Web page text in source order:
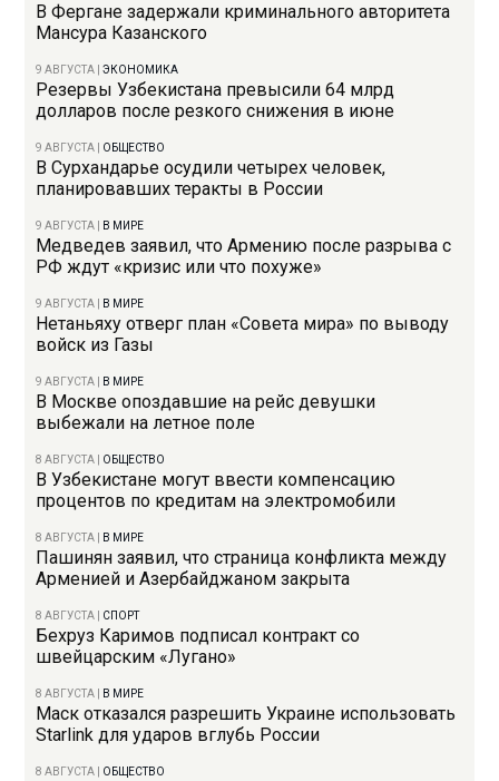
В Фергане задержали криминального авторитета
Мансура Казанского
9 АВГУСТА |ЭКОНОМИКА
Резервы Узбекистана превысили 64 млрд
долларов после резкого снижения в июне
9 АВГУСТА ОБЩЕСТВО
В Сурхандарье осудили четырех человек,
планировавших теракты в России
9 АВГУСТА В МИРЕ
Медведев заявил, что Армению после разрыва с
РФ ждут «кризис или что похуже»
9 АВГУСТА В МИРЕ
Нетаньяху отверг план «Совета мира» по выводу
войск из Газы
9 АВГУСТА В МИРЕ
В Москве опоздавшие на рейс девушки
выбежали на летное поле
8 АВГУСТА ОБЩЕСТВО
В Узбекистане могут ввести компенсацию
процентов по кредитам на электромобили
8 АВГУСТА В МИРЕ
Пашинян заявил, что страница конфликта между
Арменией и Азербайджаном закрыта
8 АВГУСТА СПОРТ
Бехруз Каримов подписал контракт со
швейцарским «Лугано»
8 АВГУСТА В МИРЕ
Маск отказался разрешить Украине использовать
Starlink для ударов вглубь России
8 АВГУСТА ОБЩЕСТВО